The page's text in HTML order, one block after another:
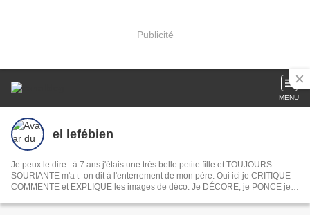
Publicité
MENU
el lefébien
Je peux le dire : à 7 ans j'étais une très belle petite fille et TOUJOURS
SOURIANTE m'a t- on dit à l'enterrement de mon père. Oui ici je CRITIQUE
COMMENTE et EXPLIQUE les images de déco. Je DÉCORE, je PONCE je
jour les films et les séries . En fait je PAPOTE comme devant un apéro. Ah